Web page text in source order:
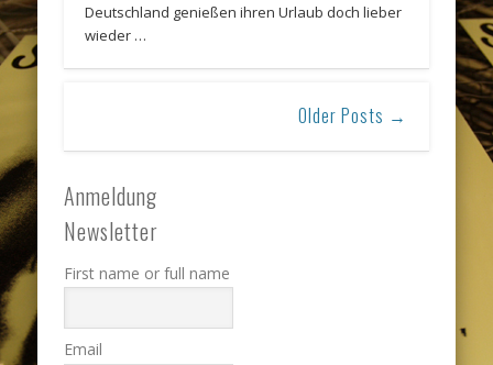
Deutschland genießen ihren Urlaub doch lieber
wieder …
Older Posts →
Anmeldung
Newsletter
First name or full name
Email